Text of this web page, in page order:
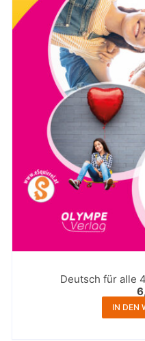
Deutsch für alle
IN DEN